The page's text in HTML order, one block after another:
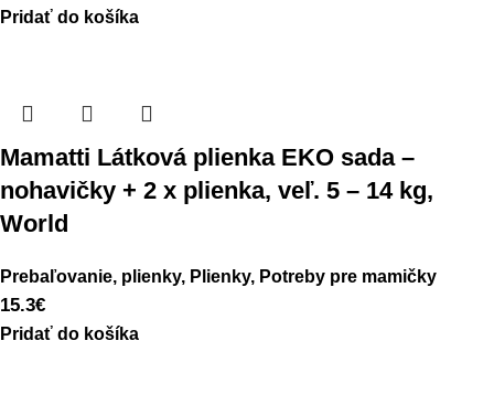
Pridať do košíka
Mamatti Látková plienka EKO sada –
nohavičky + 2 x plienka, veľ. 5 – 14 kg,
World
Prebaľovanie, plienky, Plienky, Potreby pre mamičky
15.3€
Pridať do košíka